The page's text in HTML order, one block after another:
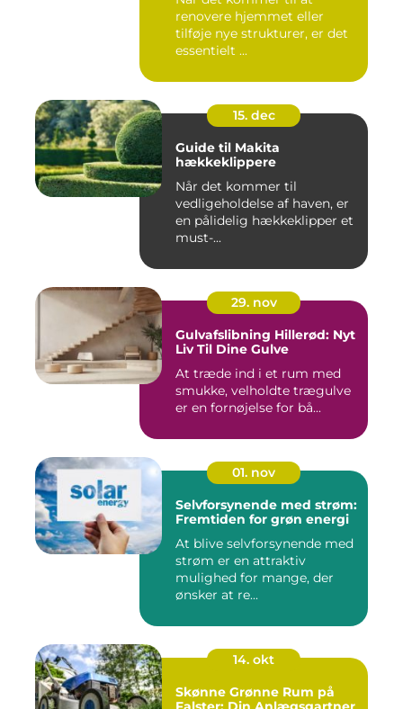
renovere hjemmet eller
tilføje nye strukturer, er det
essentielt ...
15. dec
Guide til Makita
hækkeklippere
Når det kommer til
vedligeholdelse af haven, er
en pålidelig hækkeklipper et
must-...
29. nov
Gulvafslibning Hillerød: Nyt
Liv Til Dine Gulve
At træde ind i et rum med
smukke, velholdte trægulve
er en fornøjelse for bå...
01. nov
Selvforsynende med strøm:
Fremtiden for grøn energi
At blive selvforsynende med
strøm er en attraktiv
mulighed for mange, der
ønsker at re...
14. okt
Skønne Grønne Rum på